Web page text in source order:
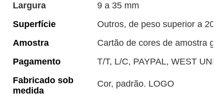
Largura
9 a 35 mm
Superfície
Outros, de peso superior a
Amostra
Cartão de cores de amostra
Pagamento
T/T, L/C, PAYPAL, WEST
Fabricado sob
medida
Cor, padrão. LOGO